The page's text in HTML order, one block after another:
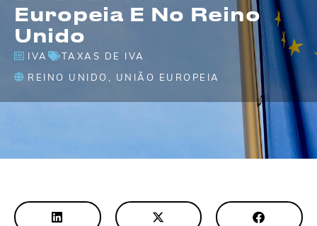
Europeia E No Reino
Unido
IVA
TAXAS DE IVA
REINO UNIDO
UNIÃO EUROPEIA